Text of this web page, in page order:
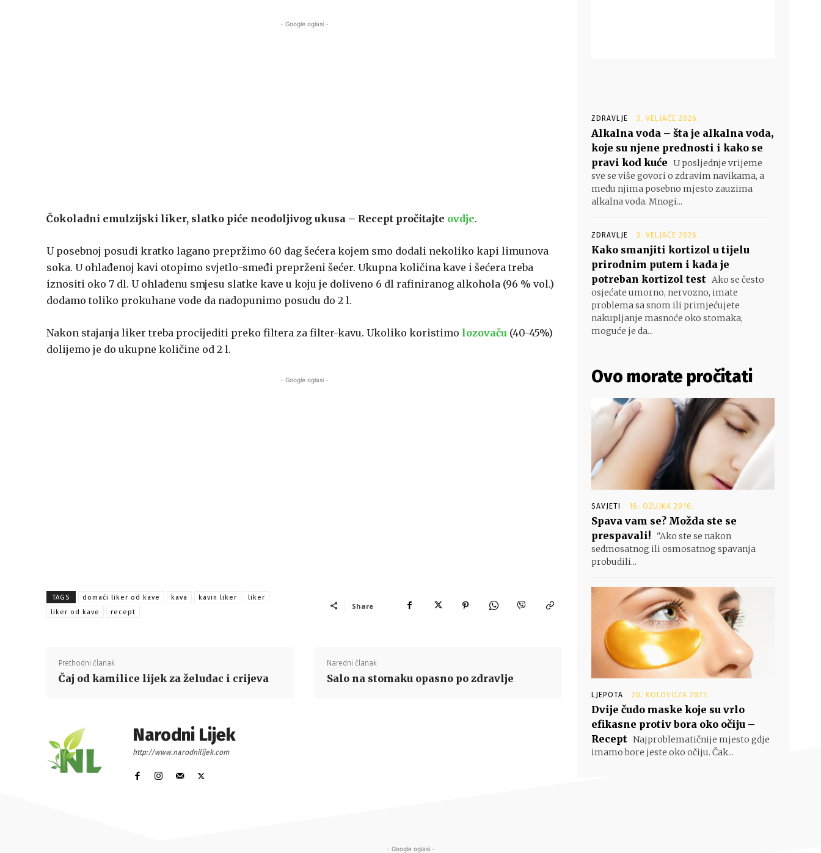
- Google oglasi -
Čokoladni emulzijski liker, slatko piće neodoljivog ukusa – Recept pročitajte ovdje.
U posebnoj posudi kratko lagano prepržimo 60 dag šećera kojem smo dodali nekoliko kapi limunova
soka. U ohlađenoj kavi otopimo svjetlo-smeđi preprženi šećer. Ukupna količina kave i šećera treba
iznositi oko 7 dl. U ohlađenu smjesu slatke kave u koju je doliveno 6 dl rafiniranog alkohola (96 % vol.)
dodamo toliko prokuhane vode da nadopunimo posudu do 2 l.
Nakon stajanja liker treba procijediti preko filtera za filter-kavu. Ukoliko koristimo lozovaču (40-45%)
dolijemo je do ukupne količine od 2 l.
- Google oglasi -
TAGS domaći liker od kave kava kavin liker
liker
liker od kave
recept
Share
Prethodni članak
Čaj od kamilice lijek za želudac i crijeva
Naredni članak
Salo na stomaku opasno po zdravlje
Narodni Lijek
http://www.narodnilijek.com
ZDRAVLJE 3. VELJAČE 2026.
Alkalna voda – šta je alkalna voda,
koje su njene prednosti i kako se
pravi kod kuće U posljednje vrijeme
sve se više govori o zdravim navikama, a
među njima posebno mjesto zauzima
alkalna voda. Mnogi...
ZDRAVLJE 3. VELJAČE 2026.
Kako smanjiti kortizol u tijelu
prirodnim putem i kada je
potreban kortizol test Ako se često
osjećate umorno, nervozno, imate
problema sa snom ili primjećujete
nakupljanje masnoće oko stomaka,
moguće je da...
Ovo morate pročitati
SAVJETI 16. OŽUJKA 2016.
Spava vam se? Možda ste se
prespavali!
"Ako ste se nakon
sedmosatnog ili osmosatnog spavanja
probudili...
LJEPOTA 20. KOLOVOZA 2021.
Dvije čudo maske koje su vrlo
efikasne protiv bora oko očiju –
Recept Najproblematičnije mjesto gdje
imamo bore jeste oko očiju. Čak...
- Google oglasi -